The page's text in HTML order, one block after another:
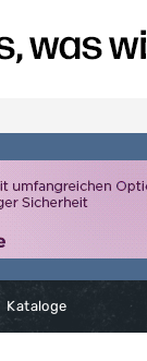
Kataloge